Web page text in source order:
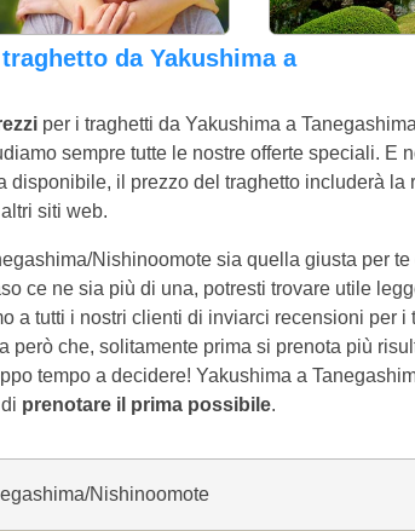
per i traghetti da Yakushima a
sempre tutte le nostre offerte speciali. E
disponibile, il prezzo del traghetto includerà la
siti web.
Nishinoomote sia quella giusta per te
ce ne sia più di una, potresti trovare utile
a tutti i nostri clienti di inviarci recensioni per i
però che, solitamente prima si prenota più
tempo a decidere! Yakushima a
prenotare il prima possibile.
Nishinoomote